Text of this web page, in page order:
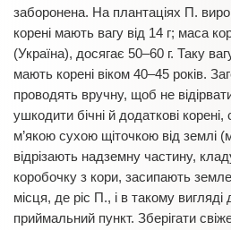
заборонена. На плантаціях П.
корені мають вагу від 14 г; маса
(Україна), досягає 50–60 г. Таку
мають корені віком 40–45 років.
проводять вручну, щоб не
ушкодити бічні й додаткові
м’якою сухою щіточкою від землі
відрізають надземну частину,
коробочку з кори, засипають
місця, де ріс П., і в такому
приймальний пункт. Зберігати